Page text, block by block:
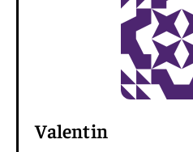
Valentin